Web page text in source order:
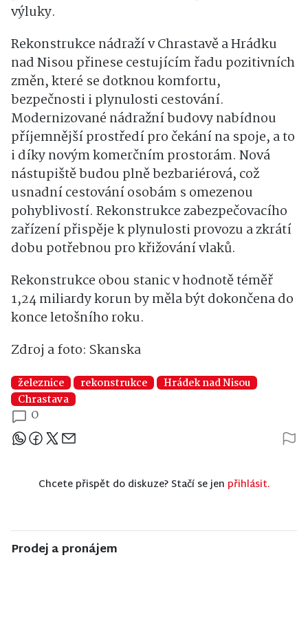
výluky.
Rekonstrukce nádraží v Chrastavě a Hrádku
nad Nisou přinese cestujícím řadu pozitivních
změn, které se dotknou komfortu,
bezpečnosti i plynulosti cestování.
Modernizované nádražní budovy nabídnou
příjemnější prostředí pro čekání na spoje, a to
i díky novým komerčním prostorám. Nová
nástupiště budou plně bezbariérová, což
usnadní cestování osobám s omezenou
pohyblivostí. Rekonstrukce zabezpečovacího
zařízení přispěje k plynulosti provozu a zkrátí
dobu potřebnou pro křižování vlaků.
Rekonstrukce obou stanic v hodnotě téměř
1,24 miliardy korun by měla být dokončena do
konce letošního roku.
Zdroj a foto: Skanska
železnice rekonstrukce
Hrádek nad Nisou
Chrastava
0
Sdílejte článek
Chcete přispět do diskuze? Stačí se jen přihlásit.
Prodej a pronájem